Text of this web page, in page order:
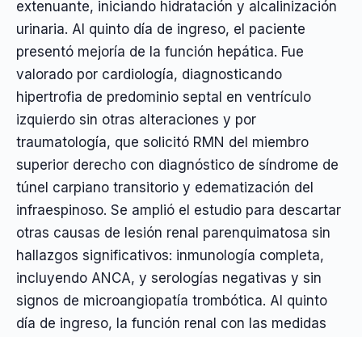
extenuante, iniciando hidratación y alcalinización
urinaria. Al quinto día de ingreso, el paciente
presentó mejoría de la función hepática. Fue
valorado por cardiología, diagnosticando
hipertrofia de predominio septal en ventrículo
izquierdo sin otras alteraciones y por
traumatología, que solicitó RMN del miembro
superior derecho con diagnóstico de síndrome de
túnel carpiano transitorio y edematización del
infraespinoso. Se amplió el estudio para descartar
otras causas de lesión renal parenquimatosa sin
hallazgos significativos: inmunología completa,
incluyendo ANCA, y serologías negativas y sin
signos de microangiopatía trombótica. Al quinto
día de ingreso, la función renal con las medidas